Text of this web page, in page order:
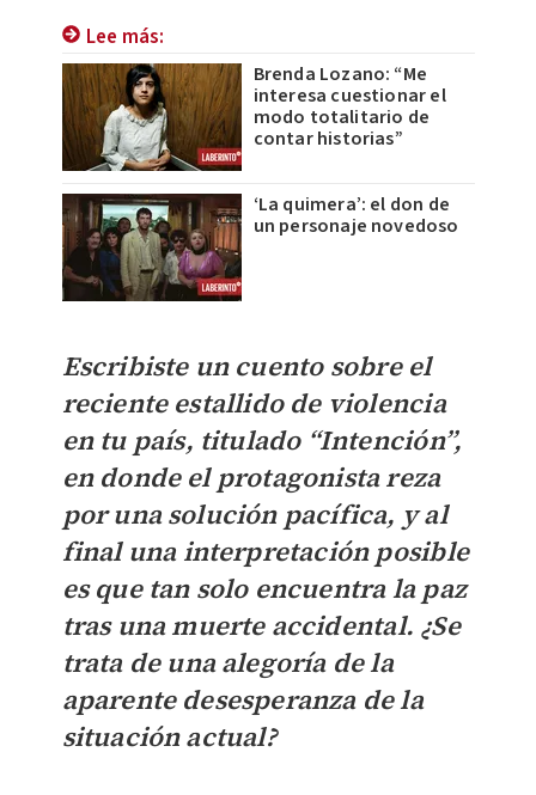
Lee más:
Brenda Lozano: “Me
interesa cuestionar el
modo totalitario de
contar historias”
‘La quimera’: el don de
un personaje novedoso
Escribiste un cuentosobre el
reciente estallido de violencia
en tu país, titulado “Intención”,
en donde el protagonista reza
por una solución pacífica, y al
final una interpretación posible
es que tan solo encuentra la paz
tras una muerte accidental. ¿Se
trata de una alegoría de la
aparente desesperanza de la
situación actual?